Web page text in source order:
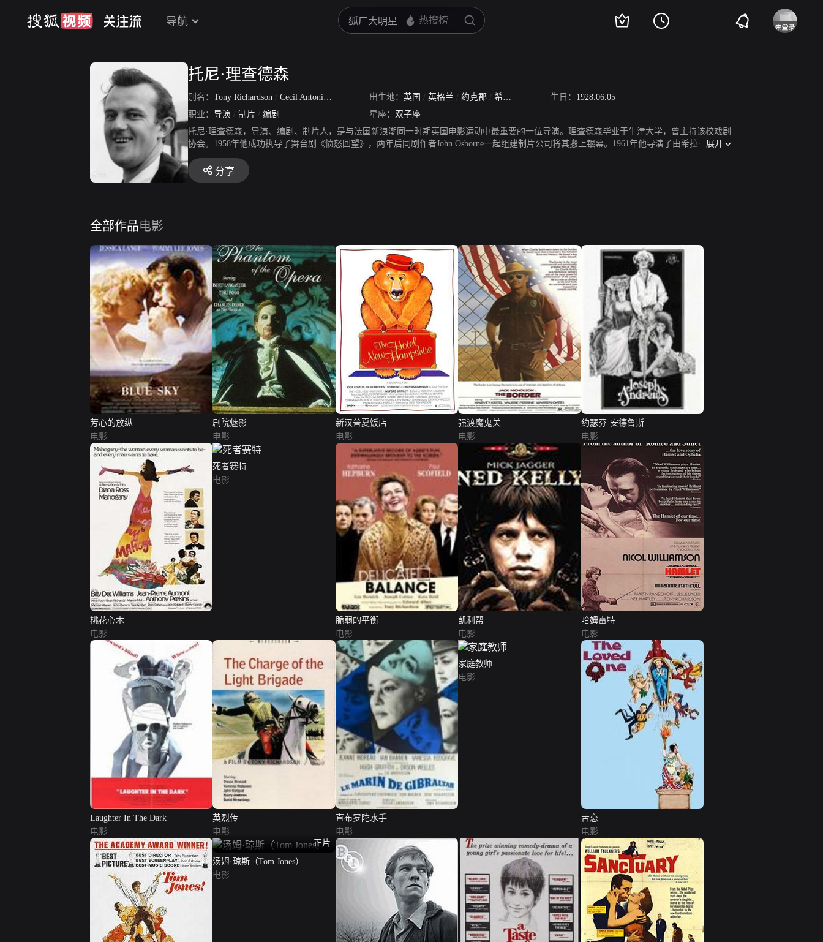
导航
托尼·理查德森
别名： Tony Richardson / Cecil Antonio Richardson 出生地： 英国 / 英格兰 / 约克郡 / 希普利 生日： 1928.06.05
职业： 导演 / 制片 / 编剧 星座： 双子座
托尼·理查德森，导演、编剧、制片人，是与法国新浪潮同一时期英国电影运动中最重要的一位导演。理查德森毕业于牛津大学，曾主持该校戏剧
协会。1958年他成功执导了舞台剧《愤怒回望》，两年后同剧作者John Osborne一起组建制片公司将其搬上银幕。1961年他导演了由希拉·德兰尼
关于布莱克普尔工人阶级生活的戏剧改编成的影片《蜜味》，之后是更不同寻常的影片《长跑者的寂寞》，这部电影向人们介绍了汤姆·考特内忧
郁谨慎的面孔，而且以富有想象力的技术语言描述了全国越野赛跑，有点类似特吕弗的柔美风格。1964年他将18世纪小说《汤姆·琼斯》改编成电
影，以其糅杂了默片和舞台剧的幽默表演风格，创新的技术手法博得奥斯卡评委的欢心，一举拿下最佳影片和最佳导演奖。代表作品有《英烈
展开
分享
全部作品电影
芳心的放纵
电影
剧院魅影
电影
新汉普夏饭店
电影
强渡魔鬼关
电影
约瑟芬·安德鲁斯
电影
桃花心木
电影
死者赛特
电影
脆弱的平衡
电影
凯利帮
电影
哈姆雷特
电影
Laughter In The Dark
电影
英烈传
电影
直布罗陀水手
电影
家庭教师
电影
苦恋
电影
正片
汤姆·琼斯（Tom Jones）
电影